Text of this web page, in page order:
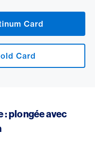
Card
Card
: plongée avec